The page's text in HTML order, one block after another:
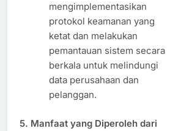
mengimplementasikan
protokol keamanan yang
ketat dan melakukan
pemantauan sistem secara
berkala untuk melindungi
data perusahaan dan
pelanggan.
5. Manfaat yang Diperoleh dari